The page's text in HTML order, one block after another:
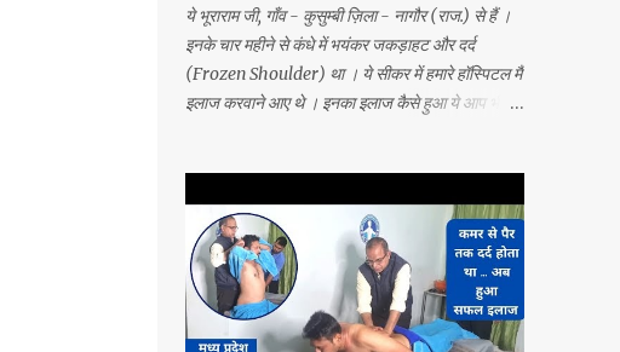
ये भूराराम जी, गाँव - कुसुम्बी ज़िला - नागौर (राज.) से हैं ।
इनके चार महीने से कंधे में भयंकर जकड़ाहट और दर्द
(Frozen Shoulder) था । ये सीकर में हमारे हॉस्पिटल मैं
इलाज करवाने आए थे । इनका इलाज कैसे हुआ ये आप भी
(Ayurvedic Neuro Spine Specialist) Mob No.
9414038357 . In this hospital we treat Slip
Disc, Frozen Shoulder, Back Pain, Sciatica,
Herniated Disc, Disc Bulge, Cervical Pain,
Cervical Disk Prolapse, Spondylitis, Tennis